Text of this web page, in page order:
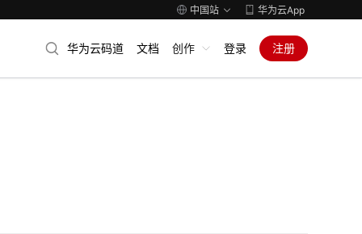
中国站 华为云App
华为云码道 文档 创作 登录 注册